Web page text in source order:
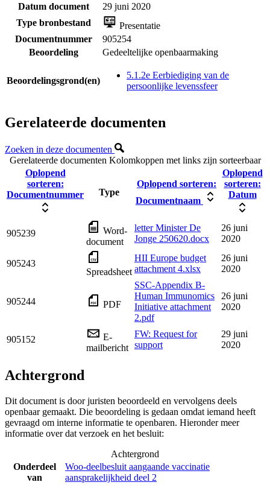
Datum document
29 juni 2020
Type bronbestand
Presentatie
Documentnummer
905254
Beoordeling
Gedeeltelijke openbaarmaking
Beoordelingsgrond(en)
5.1.2e Eerbiediging van de
persoonlijke levenssfeer
Gerelateerde documenten
Zoeken in deze documenten
Gerelateerde documenten Kolomkoppen met links zijn sorteerbaar
Oplopend
sorteren:
Documentnummer
Type
Oplopend sorteren:
Documentnaam
Oplopend
sorteren:
Datum
905239
Word-
document
letter Minister De
Jonge 250620.docx
26 juni
2020
905243
Spreadsheet
HII Europe budget
attachment 4.xlsx
26 juni
2020
905244 PDF
SSC-Appendix B-
Human Immunomics
Initiative attachment
2.pdf
26 juni
2020
905152
E-
mailbericht
FW: Request for
support
29 juni
2020
Achtergrond
Dit document is door juristen beoordeeld en vervolgens deels
openbaar gemaakt. Die beoordeling is gedaan omdat iemand heeft
gevraagd om interne informatie te openbaren. Hieronder meer
informatie over dat verzoek en het besluit:
Achtergrond
Onderdeel
van
Woo-deelbesluit aangaande vaccinatie
aansprakelijkheid deel 2